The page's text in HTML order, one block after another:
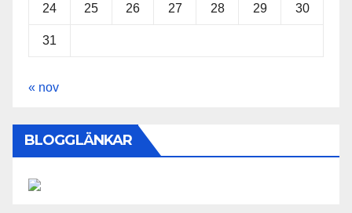
24 25 26 27 28 29 30
31
« nov
BLOGGLÄNKAR